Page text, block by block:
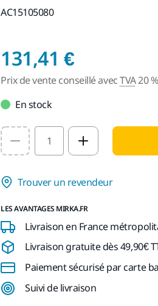
AC15105080
131,41 €Prix de
Prix de vente conseillé avecTVA20 %
En stock
Select quantity value
Trouver un revendeur
LES AVANTAGES MIRKA.FR
Livraison en France
Livraison gratuite dès 49,90€
Paiement sécurisé par carte
Suivi de livraison